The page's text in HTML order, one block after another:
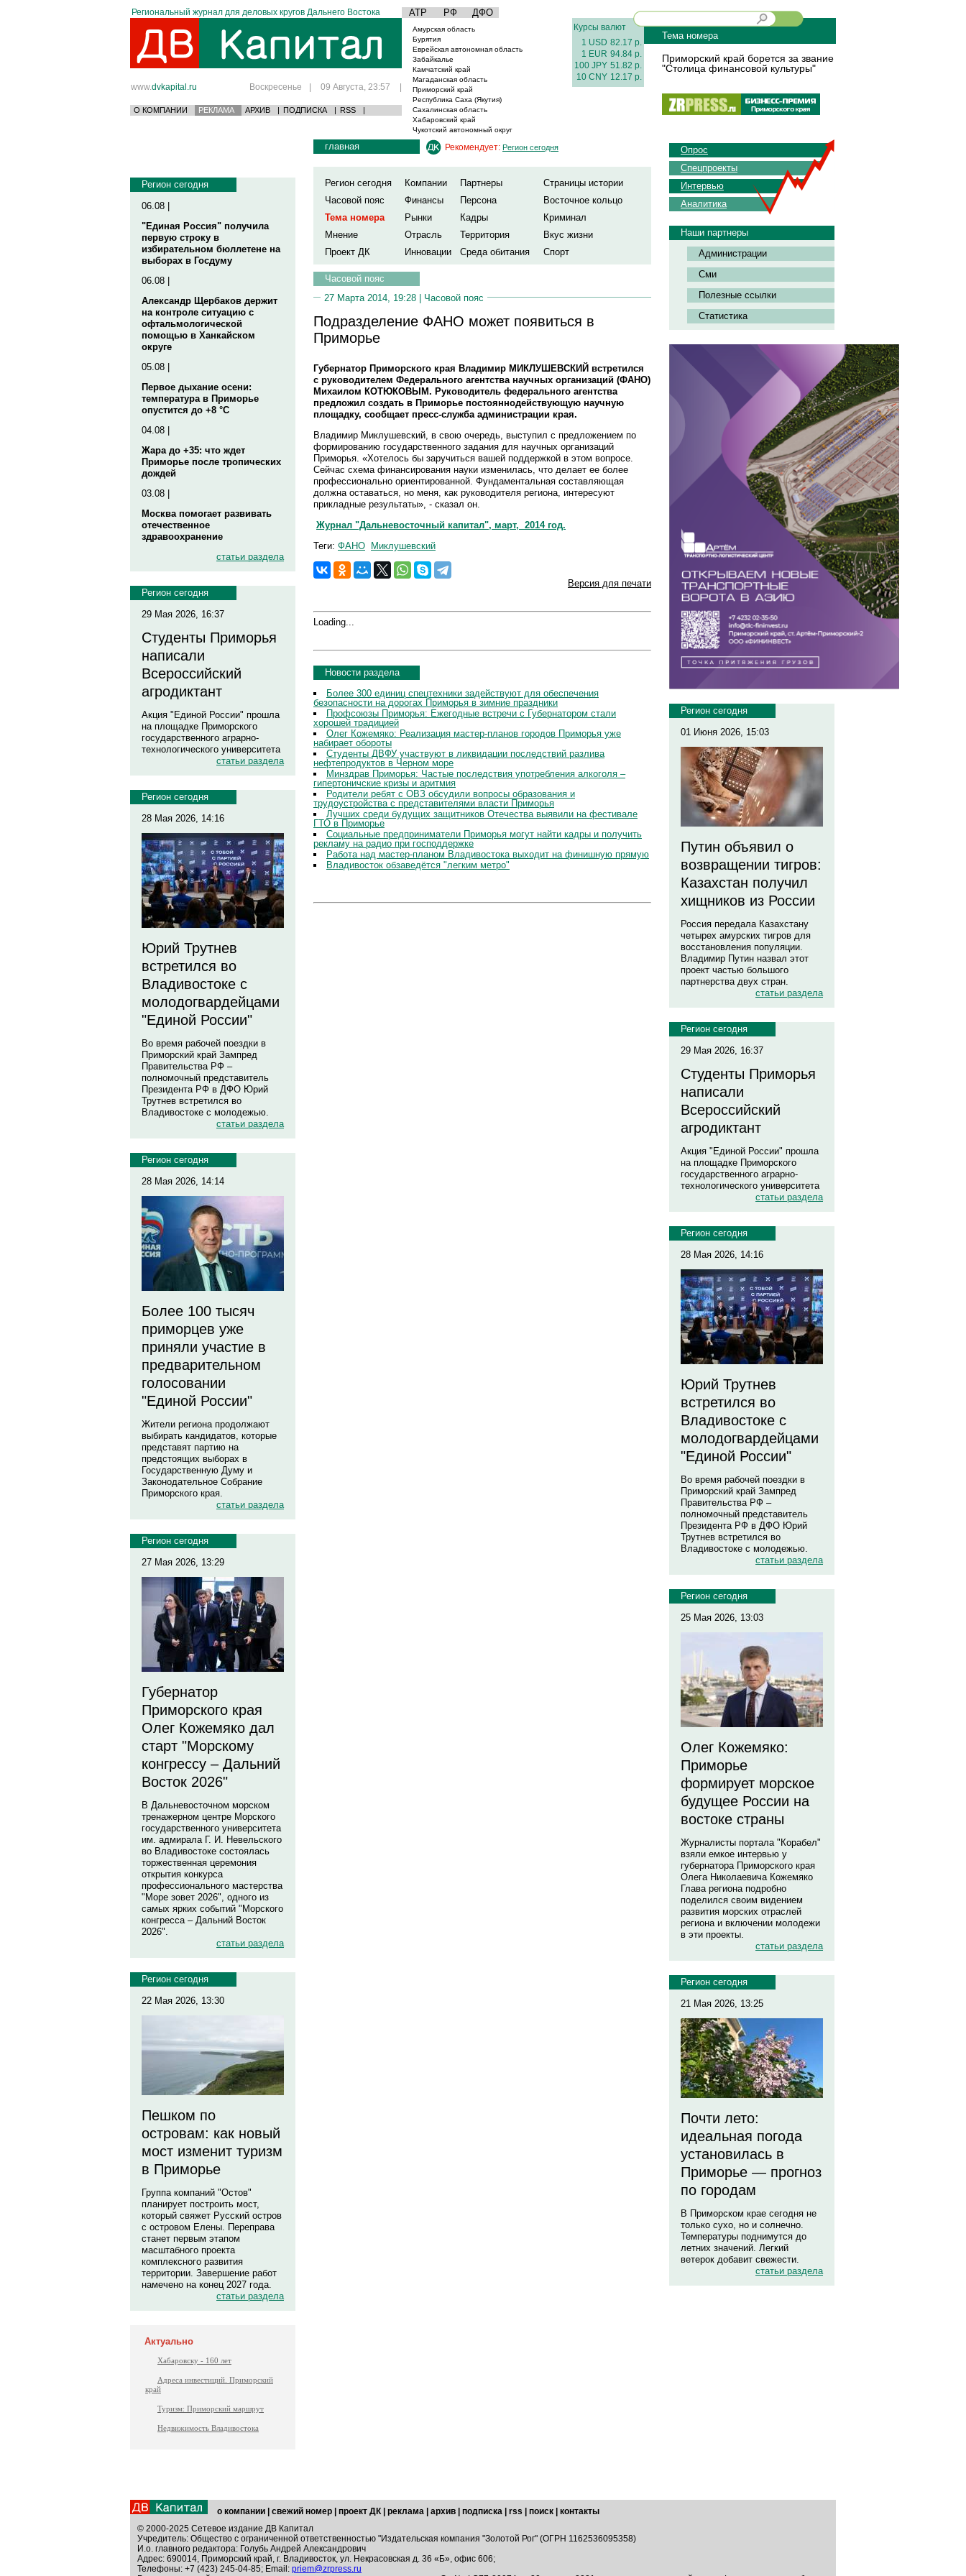
Региональный журнал для деловых кругов Дальнего Востока АТР РФ ДФО
www.dvkapital.ru Воскресенье | 09 Августа, 23:57 |
О КОМПАНИИ РЕКЛАМА АРХИВ | ПОДПИСКА | RSS |
Амурская область
Бурятия
Еврейская автономная область
Забайкалье
Камчатский край
Магаданская область
Приморский край
Республика Саха (Якутия)
Сахалинская область
Хабаровский край
Чукотский автономный округ
Курсы валют
1 USD 82.17 р.
1 EUR 94.84 р.
100 JPY 51.82 р.
10 CNY 12.17 р.
Тема номера
Приморский край борется за звание
"Столица финансовой культуры"
Регион сегодня
06.08 |
"Единая Россия" получила
первую строку в
избирательном бюллетене на
выборах в Госдуму
06.08 |
Александр Щербаков держит
на контроле ситуацию с
офтальмологической
помощью в Ханкайском
округе
05.08 |
Первое дыхание осени:
температура в Приморье
опустится до +8 °C
04.08 |
Жара до +35: что ждет
Приморье после тропических
дождей
03.08 |
Москва помогает развивать
отечественное
здравоохранение
статьи раздела
Регион сегодня
29 Мая 2026, 16:37
Студенты Приморья
написали
Всероссийский
агродиктант
Акция "Единой России" прошла
на площадке Приморского
государственного аграрно-
технологического университета
статьи раздела
Регион сегодня
28 Мая 2026, 14:16
Юрий Трутнев
встретился во
Владивостоке с
молодогвардейцами
"Единой России"
Во время рабочей поездки в
Приморский край Зампред
Правительства РФ –
полномочный представитель
Президента РФ в ДФО Юрий
Трутнев встретился во
Владивостоке с молодежью.
статьи раздела
Регион сегодня
28 Мая 2026, 14:14
Более 100 тысяч
приморцев уже
приняли участие в
предварительном
голосовании
"Единой России"
Жители региона продолжают
выбирать кандидатов, которые
представят партию на
предстоящих выборах в
Государственную Думу и
Законодательное Собрание
Приморского края.
статьи раздела
Регион сегодня
27 Мая 2026, 13:29
Губернатор
Приморского края
Олег Кожемяко дал
старт "Морскому
конгрессу – Дальний
Восток 2026"
В Дальневосточном морском
тренажерном центре Морского
государственного университета
им. адмирала Г. И. Невельского
во Владивостоке состоялась
торжественная церемония
открытия конкурса
профессионального мастерства
"Море зовет 2026", одного из
самых ярких событий "Морского
конгресса – Дальний Восток
2026".
статьи раздела
Регион сегодня
22 Мая 2026, 13:30
Пешком по
островам: как новый
мост изменит туризм
в Приморье
Группа компаний "Остов"
планирует построить мост,
который свяжет Русский остров
с островом Елены. Переправа
станет первым этапом
масштабного проекта
комплексного развития
территории. Завершение работ
намечено на конец 2027 года.
статьи раздела
Актуально
Хабаровску - 160 лет
Адреса инвестиций. Приморский
край
Туризм: Приморский маршрут
Недвижимость Владивостока
главная Рекомендует: Регион сегодня
Регион сегодня Компании Партнеры
Страницы истории
Часовой пояс
Финансы Персона
Восточное кольцо
Тема номера
Рынки Кадры
Криминал
Мнение
Отрасль Территория
Вкус жизни
Проект ДК
Инновации Среда обитания Спорт
Часовой пояс
27 Марта 2014, 19:28 | Часовой пояс
Подразделение ФАНО может появиться в
Приморье
Губернатор Приморского края Владимир МИКЛУШЕВСКИЙ встретился
с руководителем Федерального агентства научных организаций (ФАНО)
Михаилом КОТЮКОВЫМ. Руководитель федерального агентства
предложил создать в Приморье постояннодействующую научную
площадку, сообщает пресс-служба администрации края.
Владимир Миклушевский, в свою очередь, выступил с предложением по
формированию государственного задания для научных организаций
Приморья. «Хотелось бы заручиться вашей поддержкой в этом вопросе.
Сейчас схема финансирования науки изменилась, что делает ее более
профессионально ориентированной. Фундаментальная составляющая
должна оставаться, но меня, как руководителя региона, интересуют
прикладные результаты», - сказал он.
Журнал "Дальневосточный капитал", март, 2014 год.
Теги: ФАНО Миклушевский
Версия для печати
Loading...
Новости раздела
Более 300 единиц спецтехники задействуют для обеспечения
безопасности на дорогах Приморья в зимние праздники
Профсоюзы Приморья: Ежегодные встречи с Губернатором стали
хорошей традицией
Олег Кожемяко: Реализация мастер-планов городов Приморья уже
набирает обороты
Студенты ДВФУ участвуют в ликвидации последствий разлива
нефтепродуктов в Черном море
Минздрав Приморья: Частые последствия употребления алкоголя –
гипертоничские кризы и аритмия
Родители ребят с ОВЗ обсудили вопросы образования и
трудоустройства с представителями власти Приморья
Лучших среди будущих защитников Отечества выявили на фестивале
ГТО в Приморье
Социальные предприниматели Приморья могут найти кадры и получить
рекламу на радио при господдержке
Работа над мастер-планом Владивостока выходит на финишную прямую
Владивосток обзаведётся "легким метро"
Опрос
Спецпроекты
Интервью
Аналитика
Наши партнеры
Администрации
Сми
Полезные ссылки
Статистика
Регион сегодня
01 Июня 2026, 15:03
Путин объявил о
возвращении тигров:
Казахстан получил
хищников из России
Россия передала Казахстану
четырех амурских тигров для
восстановления популяции.
Владимир Путин назвал этот
проект частью большого
партнерства двух стран.
статьи раздела
Регион сегодня
29 Мая 2026, 16:37
Студенты Приморья
написали
Всероссийский
агродиктант
Акция "Единой России" прошла
на площадке Приморского
государственного аграрно-
технологического университета
статьи раздела
Регион сегодня
28 Мая 2026, 14:16
Юрий Трутнев
встретился во
Владивостоке с
молодогвардейцами
"Единой России"
Во время рабочей поездки в
Приморский край Зампред
Правительства РФ –
полномочный представитель
Президента РФ в ДФО Юрий
Трутнев встретился во
Владивостоке с молодежью.
статьи раздела
Регион сегодня
25 Мая 2026, 13:03
Олег Кожемяко:
Приморье
формирует морское
будущее России на
востоке страны
Журналисты портала "Корабел"
взяли емкое интервью у
губернатора Приморского края
Олега Николаевича Кожемяко
Глава региона подробно
поделился своим видением
развития морских отраслей
региона и включении молодежи
в эти проекты.
статьи раздела
Регион сегодня
21 Мая 2026, 13:25
Почти лето:
идеальная погода
установилась в
Приморье — прогноз
по городам
В Приморском крае сегодня не
только сухо, но и солнечно.
Температуры поднимутся до
летних значений. Легкий
ветерок добавит свежести.
статьи раздела
о компании свежий номер проект ДК реклама архив подписка rss поиск
контакты
© 2000-2025 Сетевое издание ДВ Капитал
Учредитель: Общество с ограниченной ответственностью "Издательская компания "Золотой Рог" (ОГРН 1162536095358)
И.о. главного редактора: Голубь Андрей Александрович
Адрес: 690014, Приморский край, г. Владивосток, ул. Некрасовская д. 36 «Б», офис 606;
Телефоны: +7 (423) 245-04-85; Email: priem@zrpress.ru